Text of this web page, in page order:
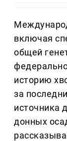
включая
общей
историю
за
источника
донных